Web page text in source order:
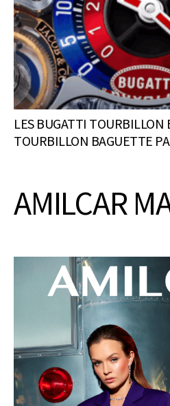
LES BUGATTI TOURBILLON
TOURBILLON BAGUETTE
AMILCAR